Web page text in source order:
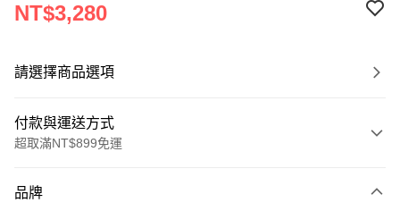
NT$3,280
請選擇商品選項
付款與運送方式
超取滿NT$899免運
信用卡一次付款
品牌